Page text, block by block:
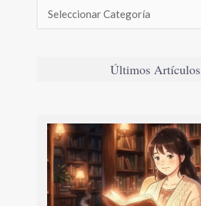
Últimos Artículos